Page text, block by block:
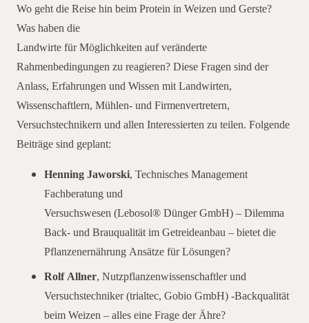
Wo geht die Reise hin beim Protein in Weizen und Gerste?
Was haben die
Landwirte für Möglichkeiten auf veränderte
Rahmenbedingungen zu reagieren? Diese Fragen sind der
Anlass, Erfahrungen und Wissen mit Landwirten,
Wissenschaftlern, Mühlen- und Firmenvertretern,
Versuchstechnikern und allen Interessierten zu teilen. Folgende
Beiträge sind geplant:
Henning Jaworski, Technisches Management
Fachberatung und
Versuchswesen (Lebosol® Dünger GmbH) – Dilemma
Back- und Brauqualität im Getreideanbau – bietet die
Pflanzenernährung Ansätze für Lösungen?
Rolf Allner, Nutzpflanzenwissenschaftler und
Versuchstechniker (trialtec, Gobio GmbH) -Backqualität
beim Weizen – alles eine Frage der Ähre?